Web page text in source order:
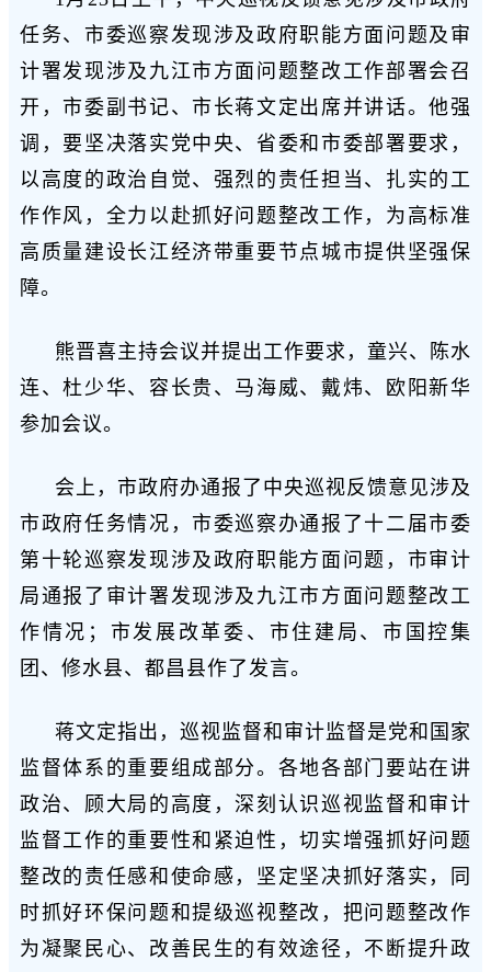
任务、市委巡察发现涉及政府职能方面问题及审
计署发现涉及九江市方面问题整改工作部署会召
开，市委副书记、市长蒋文定出席并讲话。他强
调，要坚决落实党中央、省委和市委部署要求，
以高度的政治自觉、强烈的责任担当、扎实的工
作作风，全力以赴抓好问题整改工作，为高标准
高质量建设长江经济带重要节点城市提供坚强保
障。
熊晋喜主持会议并提出工作要求，童兴、陈水
连、杜少华、容长贵、马海威、戴炜、欧阳新华
参加会议。
会上，市政府办通报了中央巡视反馈意见涉及
市政府任务情况，市委巡察办通报了十二届市委
第十轮巡察发现涉及政府职能方面问题，市审计
局通报了审计署发现涉及九江市方面问题整改工
作情况；市发展改革委、市住建局、市国控集
团、修水县、都昌县作了发言。
蒋文定指出，巡视监督和审计监督是党和国家
监督体系的重要组成部分。各地各部门要站在讲
政治、顾大局的高度，深刻认识巡视监督和审计
监督工作的重要性和紧迫性，切实增强抓好问题
整改的责任感和使命感，坚定坚决抓好落实，同
时抓好环保问题和提级巡视整改，把问题整改作
为凝聚民心、改善民生的有效途径，不断提升政